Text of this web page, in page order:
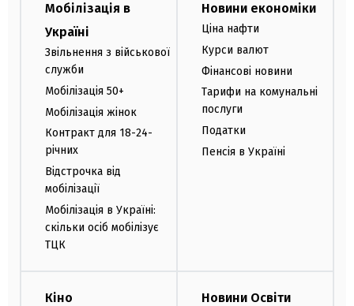
Мобілізація в
Україні
Звільнення з військової
служби
Мобілізація 50+
Мобілізація жінок
Контракт для 18-24-
річних
Відстрочка від
мобілізації
Мобілізація в Україні:
скільки осіб мобілізує
ТЦК
Новини економіки
Ціна нафти
Курси валют
Фінансові новини
Тарифи на комунальні
послуги
Податки
Пенсія в Україні
Кіно Новини Освіти